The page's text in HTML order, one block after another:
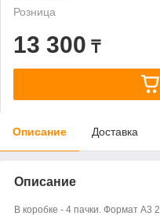
Розница
13 300 ₸
Описание Доставка
Описание
В коробке - 4 пачки. Формат А3